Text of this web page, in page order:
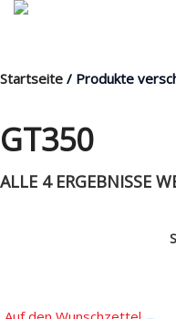
Products
Nach Baugruppen
Startseite / Produkte
GT350
ALLE 4 ERGEBNISSE